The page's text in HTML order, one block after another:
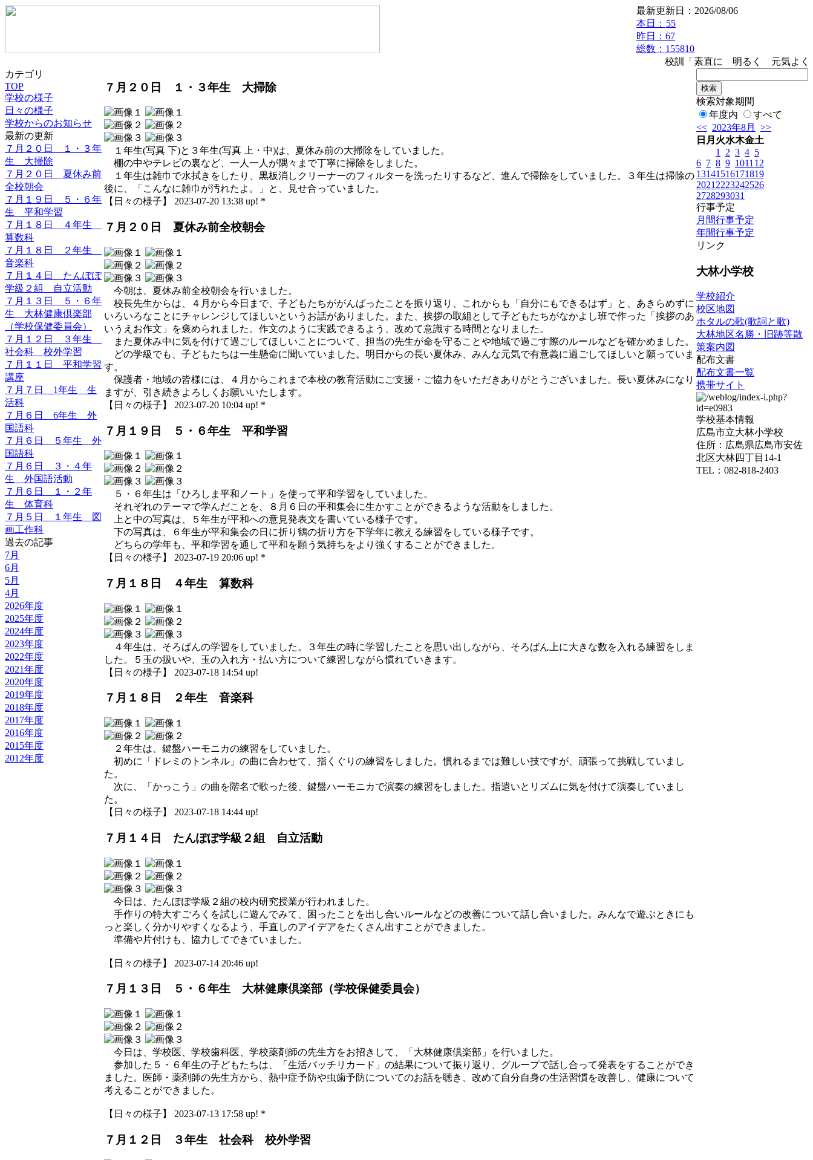
最新更新日：2026/08/06
本日： 55
昨日：67
総数：155810
校訓「素直に 明るく 元気よく」
カテゴリ
TOP
学校の様子
日々の様子
学校からのお知らせ
最新の更新
７月２０日 １・３年
生 大掃除
７月２０日 夏休み前
全校朝会
７月１９日 ５・６年
生 平和学習
７月１８日 ４年生
算数科
７月１８日 ２年生
音楽科
７月１４日 たんぽぽ
学級２組 自立活動
７月１３日 ５・６年
生 大林健康倶楽部
（学校保健委員会）
７月１２日 ３年生
社会科 校外学習
７月１１日 平和学習
講座
７月７日 1年生 生
活科
７月６日 6年生 外
国語科
７月６日 ５年生 外
国語科
７月６日 ３・４年
生 外国語活動
７月６日 １・２年
生 体育科
７月５日 １年生 図
画工作科
過去の記事
7月
6月
5月
4月
2026年度
2025年度
2024年度
2023年度
2022年度
2021年度
2020年度
2019年度
2018年度
2017年度
2016年度
2015年度
2012年度
７月２０日 １・３年生 大掃除
１年生(写真 下)と３年生(写真 上・中)は、夏休み前の大掃除をしていました。
棚の中やテレビの裏など、一人一人が隅々まで丁寧に掃除をしました。
１年生は雑巾で水拭きをしたり、黒板消しクリーナーのフィルターを洗ったりするなど、進んで掃除をしていました。３年生は掃除の
後に、「こんなに雑巾が汚れたよ。」と、見せ合っていました。
【日々の様子】 2023-07-20 13:38 up! *
７月２０日 夏休み前全校朝会
今朝は、夏休み前全校朝会を行いました。
校長先生からは、４月から今日まで、子どもたちががんばったことを振り返り、これからも「自分にもできるはず」と、あきらめずに
いろいろなことにチャレンジしてほしいというお話がありました。また、挨拶の取組として子どもたちがなかよし班で作った「挨拶のあ
いうえお作文」を褒められました。作文のように実践できるよう、改めて意識する時間となりました。
また夏休み中に気を付けて過ごしてほしいことについて、担当の先生が命を守ることや地域で過ごす際のルールなどを確かめました。
どの学級でも、子どもたちは一生懸命に聞いていました。明日からの長い夏休み、みんな元気で有意義に過ごしてほしいと願っていま
す。
保護者・地域の皆様には、４月からこれまで本校の教育活動にご支援・ご協力をいただきありがとうございました。長い夏休みになり
ますが、引き続きよろしくお願いいたします。
【日々の様子】 2023-07-20 10:04 up! *
７月１９日 ５・６年生 平和学習
５・６年生は「ひろしま平和ノート」を使って平和学習をしていました。
それぞれのテーマで学んだことを、８月６日の平和集会に生かすことができるような活動をしました。
上と中の写真は、５年生が平和への意見発表文を書いている様子です。
下の写真は、６年生が平和集会の日に折り鶴の折り方を下学年に教える練習をしている様子です。
どちらの学年も、平和学習を通して平和を願う気持ちをより強くすることができました。
【日々の様子】 2023-07-19 20:06 up! *
７月１８日 ４年生 算数科
４年生は、そろばんの学習をしていました。３年生の時に学習したことを思い出しながら、そろばん上に大きな数を入れる練習をしま
した。５玉の扱いや、玉の入れ方・払い方について練習しながら慣れていきます。
【日々の様子】 2023-07-18 14:54 up!
７月１８日 ２年生 音楽科
２年生は、鍵盤ハーモニカの練習をしていました。
初めに「ドレミのトンネル」の曲に合わせて、指くぐりの練習をしました。慣れるまでは難しい技ですが、頑張って挑戦していまし
た。
次に、「かっこう」の曲を階名で歌った後、鍵盤ハーモニカで演奏の練習をしました。指遣いとリズムに気を付けて演奏していまし
た。
【日々の様子】 2023-07-18 14:44 up!
７月１４日 たんぽぽ学級２組 自立活動
今日は、たんぽぽ学級２組の校内研究授業が行われました。
手作りの特大すごろくを試しに遊んでみて、困ったことを出し合いルールなどの改善について話し合いました。みんなで遊ぶときにも
っと楽しく分かりやすくなるよう、手直しのアイデアをたくさん出すことができました。
準備や片付けも、協力してできていました。
【日々の様子】 2023-07-14 20:46 up!
７月１３日 ５・６年生 大林健康倶楽部（学校保健委員会）
今日は、学校医、学校歯科医、学校薬剤師の先生方をお招きして、「大林健康倶楽部」を行いました。
参加した５・６年生の子どもたちは、「生活バッチリカード」の結果について振り返り、グループで話し合って発表をすることができ
ました。医師・薬剤師の先生方から、熱中症予防や虫歯予防についてのお話を聴き、改めて自分自身の生活習慣を改善し、健康について
考えることができました。
【日々の様子】 2023-07-13 17:58 up! *
７月１２日 ３年生 社会科 校外学習
検索対象期間
年度内
すべて
<< 2023年8月
>>
日 月 火水木金土
1
2 3 4 5
6 7 8 9 1011 12
13141516171819
2021 2223242526
2728293031
行事予定
月間行事予定
年間行事予定
リンク
大林小学校
学校紹介
校区地図
ホタルの歌(歌詞と歌)
大林地区名勝・旧跡等散
策案内図
配布文書
配布文書一覧
携帯サイト
学校基本情報
広島市立大林小学校
住所：広島県広島市安佐
北区大林四丁目14-1
TEL：082-818-2403